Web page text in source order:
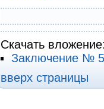
Скачать
Заключение №
вверх страницы